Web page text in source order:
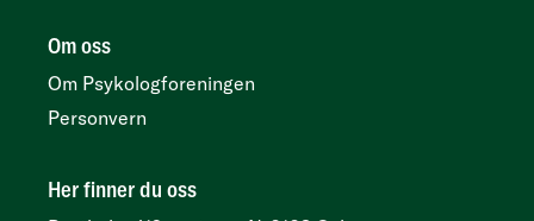
Om oss
Om Psykologforeningen
Personvern
Her finner du oss